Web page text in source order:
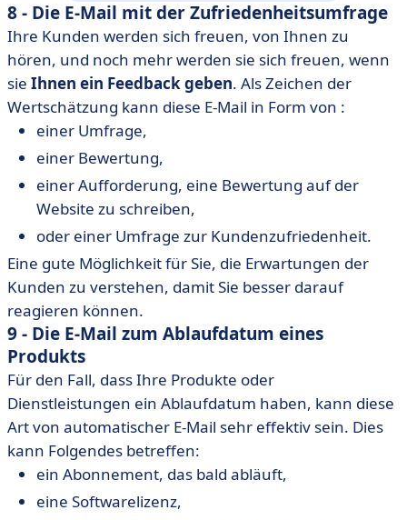
8 - Die E-Mail mit der Zufriedenheitsumfrage
Ihre Kunden werden sich freuen, von Ihnen zu
hören, und noch mehr werden sie sich freuen, wenn
sie Ihnen ein Feedback geben. Als Zeichen der
Wertschätzung kann diese E-Mail in Form von :
einer Umfrage,
einer Bewertung,
einer Aufforderung, eine Bewertung auf der
Website zu schreiben,
oder einer Umfrage zur Kundenzufriedenheit.
Eine gute Möglichkeit für Sie, die Erwartungen der
Kunden zu verstehen, damit Sie besser darauf
reagieren können.
9 - Die E-Mail zum Ablaufdatum eines
Produkts
Für den Fall, dass Ihre Produkte oder
Dienstleistungen ein Ablaufdatum haben, kann diese
Art von automatischer E-Mail sehr effektiv sein. Dies
kann Folgendes betreffen:
ein Abonnement, das bald abläuft,
eine Softwarelizenz,